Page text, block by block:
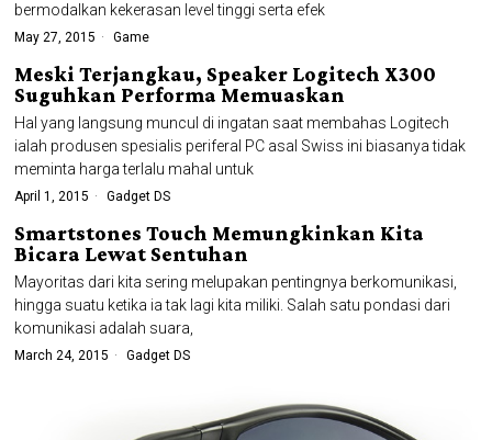
bermodalkan kekerasan level tinggi serta efek
May 27, 2015 Game
Meski Terjangkau, Speaker Logitech X300
Suguhkan Performa Memuaskan
Hal yang langsung muncul di ingatan saat membahas Logitech
ialah produsen spesialis periferal PC asal Swiss ini biasanya tidak
meminta harga terlalu mahal untuk
April 1, 2015 Gadget DS
Smartstones Touch Memungkinkan Kita
Bicara Lewat Sentuhan
Mayoritas dari kita sering melupakan pentingnya berkomunikasi,
hingga suatu ketika ia tak lagi kita miliki. Salah satu pondasi dari
komunikasi adalah suara,
March 24, 2015 Gadget DS